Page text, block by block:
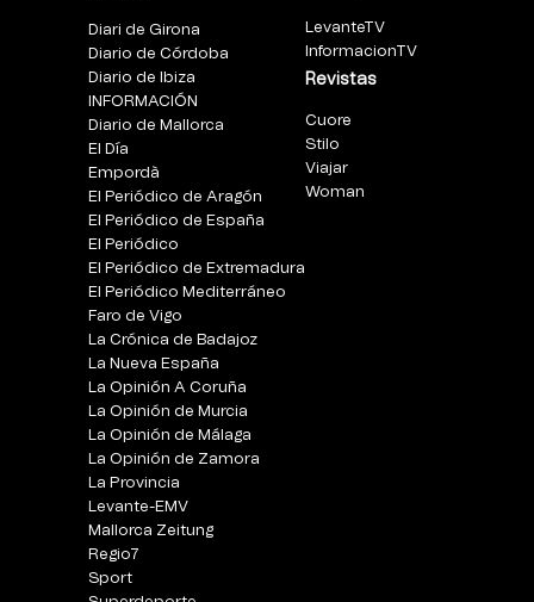
Diari de Girona
Diario de Córdoba
Diario de Ibiza
INFORMACIÓN
Diario de Mallorca
El Día
Empordà
El Periódico de Aragón
El Periódico de España
El Periódico
El Periódico de Extremadura
El Periódico Mediterráneo
Faro de Vigo
La Crónica de Badajoz
La Nueva España
La Opinión A Coruña
La Opinión de Murcia
La Opinión de Málaga
La Opinión de Zamora
La Provincia
Levante-EMV
Mallorca Zeitung
Regio7
Sport
LevanteTV
InformacionTV
Revistas
Cuore
Stilo
Viajar
Woman